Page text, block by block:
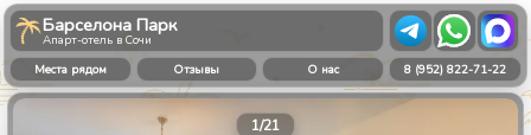
Барселона Парк
Апарт-отель в Сочи
Места рядом
Отзывы О нас 8 (952) 822-71-22
1/21